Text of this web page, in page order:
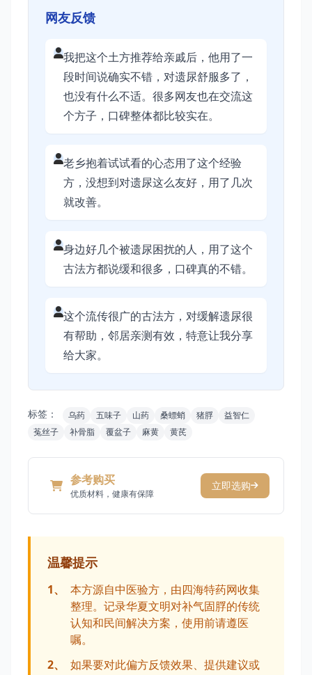
网友反馈
我把这个土方推荐给亲戚后，他用了一
段时间说确实不错，对遗尿舒服多了，
也没有什么不适。很多网友也在交流这
个方子，口碑整体都比较实在。
老乡抱着试试看的心态用了这个经验
方，没想到对遗尿这么友好，用了几次
就改善。
身边好几个被遗尿困扰的人，用了这个
古法方都说缓和很多，口碑真的不错。
这个流传很广的古法方，对缓解遗尿很
有帮助，邻居亲测有效，特意让我分享
给大家。
标签： 乌药 五味子 山药 桑螵蛸 猪脬
益智仁
菟丝子
补骨脂 覆盆子 麻黄 黄芪
参考购买
优质材料，健康有保障
立即选购
温馨提示
1、
本方源自中医验方，由四海特药网收集
整理。记录华夏文明对补气固脬的传统
认知和民间解决方案，使用前请遵医
嘱。
2、
如果要对此偏方反馈效果、提供建议或